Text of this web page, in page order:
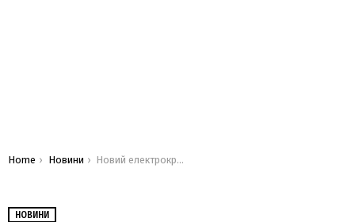
You are here:
Home Новини Новий електрокросовер Skoda Epiq показали офіційно
НОВИНИ